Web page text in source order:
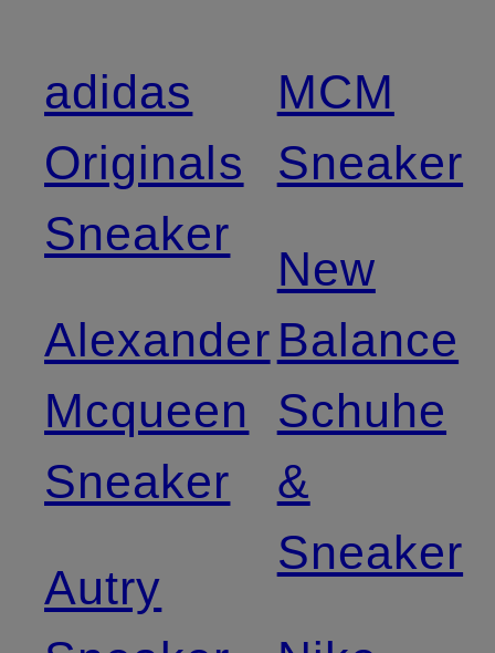
adidas
Originals
Sneaker
Alexander
Mcqueen
Sneaker
Autry
MCM
Sneaker
New
Balance
Schuhe
&
Sneaker